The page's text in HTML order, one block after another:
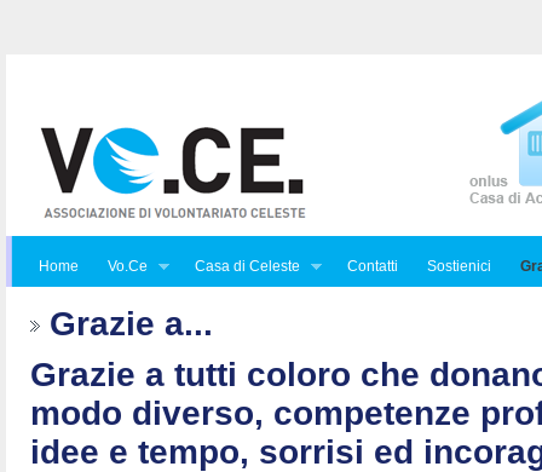
Home Vo.Ce Casa di Celeste Contatti Sostienici
Grazie a...
Grazie a tutti coloro che
modo diverso, competenze
idee e tempo, sorrisi ed